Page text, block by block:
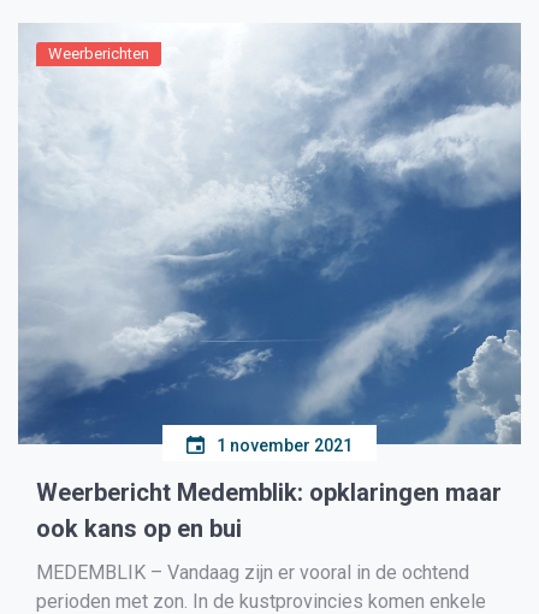
Weerberichten
1 november 2021
Weerbericht Medemblik: opklaringen maar
ook kans op en bui
MEDEMBLIK – Vandaag zijn er vooral in de ochtend
perioden met zon. In de kustprovincies komen enkele